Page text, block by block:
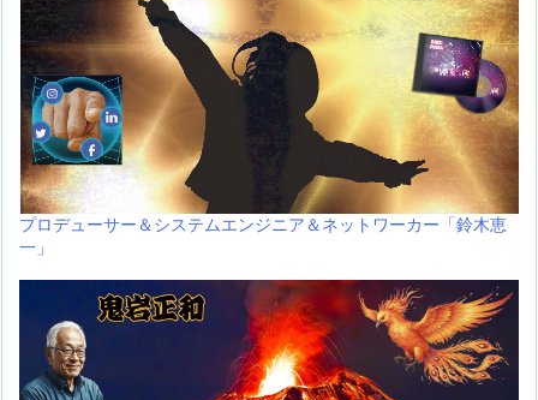
プロデューサー＆システムエンジニア＆ネットワーカー「鈴木恵
一」